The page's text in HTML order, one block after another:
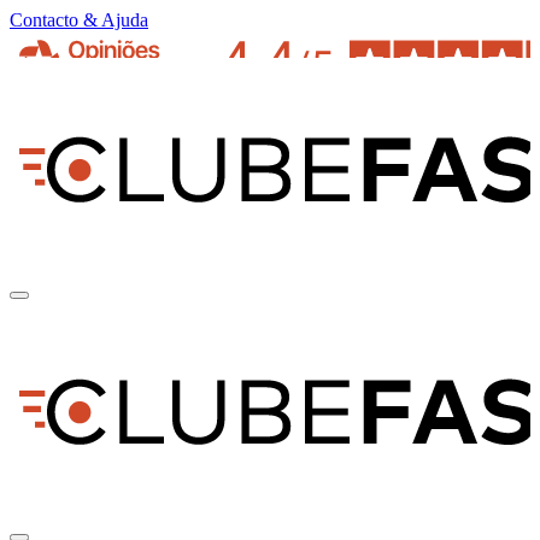
Contacto & Ajuda